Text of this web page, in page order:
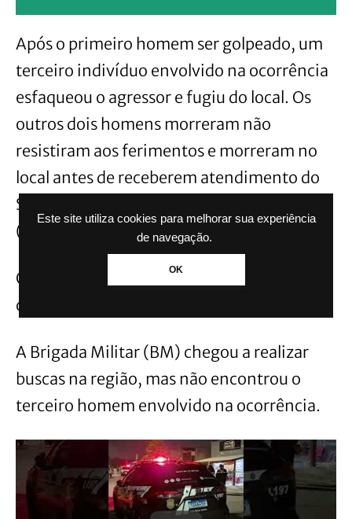
Este site utiliza cookies para melhorar sua experiência
de navegação.
OK
Após o primeiro homem ser golpeado, um
terceiro indivíduo envolvido na ocorrência
esfaqueou o agressor e fugiu do local. Os
outros dois homens morreram não
resistiram aos ferimentos e morreram no
local antes de receberem atendimento do
Serviço de Atendimento Móvel de Urgência
(SAMU).
Os dois mortos não tiveram as identidades
divulgadas.
A Brigada Militar (BM) chegou a realizar
buscas na região, mas não encontrou o
terceiro homem envolvido na ocorrência.